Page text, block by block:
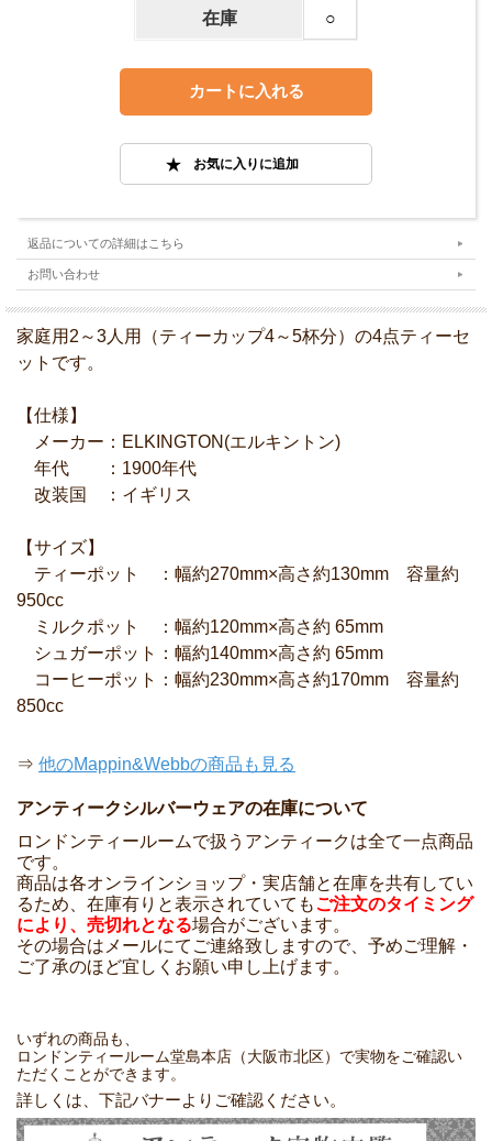
在庫 ○
返品についての詳細はこちら
お問い合わせ
家庭用2～3人用（ティーカップ4～5杯分）の4点ティーセ
ットです。
【仕様】
メーカー：ELKINGTON(エルキントン)
年代 ：1900年代
改装国 ：イギリス
【サイズ】
ティーポット ：幅約270mm×高さ約130mm 容量約
950cc
ミルクポット ：幅約120mm×高さ約 65mm
シュガーポット：幅約140mm×高さ約 65mm
コーヒーポット：幅約230mm×高さ約170mm 容量約
850cc
⇒ 他のMappin&Webbの商品も見る
アンティークシルバーウェアの在庫について
ロンドンティールームで扱うアンティークは全て一点商品
です。
商品は各オンラインショップ・実店舗と在庫を共有してい
るため、在庫有りと表示されていてもご注文のタイミング
により、売切れとなる場合がございます。
その場合はメールにてご連絡致しますので、予めご理解・
ご了承のほど宜しくお願い申し上げます。
いずれの商品も、
ロンドンティールーム堂島本店（大阪市北区）で実物をご確認い
ただくことができます。
詳しくは、下記バナーよりご確認ください。